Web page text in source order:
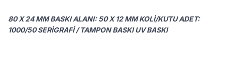
80 X 24 MM BASKI ALANI: 50 X 12 MM KOLI/KUTU ADET:
1000/50 SERIGRAFI / TAMPON BASKI UV BASKI